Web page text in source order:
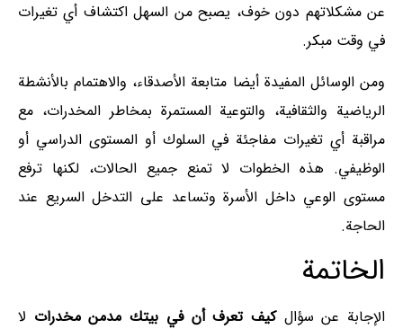
عن مشكلاتهم دون خوف، يصبح من السهل اكتشاف أي تغيرات
في وقت مبكر.
ومن الوسائل المفيدة أيضا متابعة الأصدقاء، والاهتمام بالأنشطة
الرياضية والثقافية، والتوعية المستمرة بمخاطر المخدرات، مع
مراقبة أي تغيرات مفاجئة في السلوك أو المستوى الدراسي أو
الوظيفي. هذه الخطوات لا تمنع جميع الحالات، لكنها ترفع
مستوى الوعي داخل الأسرة وتساعد على التدخل السريع عند
الحاجة.
الخاتمة
الإجابة عن سؤالكيف تعرف أن في بيتك مدمن مخدرات لا